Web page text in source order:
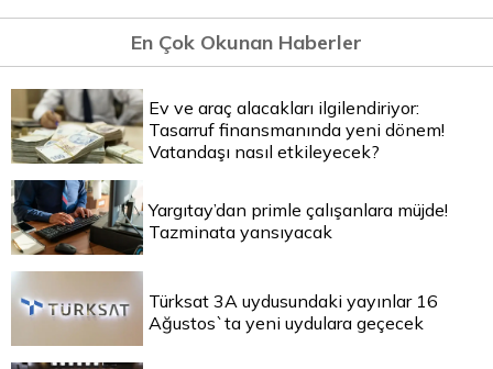
En Çok Okunan Haberler
Ev ve araç alacakları ilgilendiriyor:
Tasarruf finansmanında yeni dönem!
Vatandaşı nasıl etkileyecek?
Yargıtay’dan primle çalışanlara müjde!
Tazminata yansıyacak
Türksat 3A uydusundaki yayınlar 16
Ağustos`ta yeni uydulara geçecek